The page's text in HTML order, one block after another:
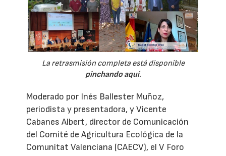
La retrasmisión completa está disponible
pinchando aquí.
Moderado por Inés Ballester Muñoz,
periodista y presentadora, y Vicente
Cabanes Albert, director de Comunicación
del Comité de Agricultura Ecológica de la
Comunitat Valenciana (CAECV), el V Foro